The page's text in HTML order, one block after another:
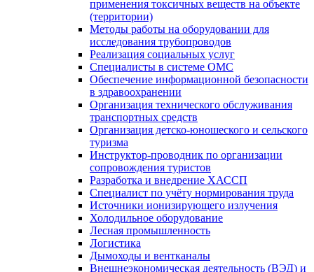
применения токсичных веществ на объекте
(территории)
Методы работы на оборудовании для
исследования трубопроводов
Реализация социальных услуг
Специалисты в системе ОМС
Обеспечение информационной безопасности
в здравоохранении
Организация технического обслуживания
транспортных средств
Организация детско-юношеского и сельского
туризма
Инструктор-проводник по организации
сопровождения туристов
Разработка и внедрение ХАССП
Специалист по учёту нормирования труда
Источники ионизирующего излучения
Холодильное оборудование
Лесная промышленность
Логистика
Дымоходы и вентканалы
Внешнеэкономическая деятельность (ВЭД) и